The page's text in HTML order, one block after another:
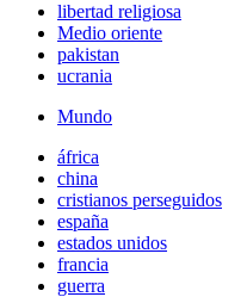
libertad religiosa
Medio oriente
pakistan
ucrania
Mundo
áfrica
china
cristianos perseguidos
españa
estados unidos
francia
guerra